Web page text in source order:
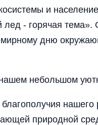
и
- горячая
дню
небольшом
природной